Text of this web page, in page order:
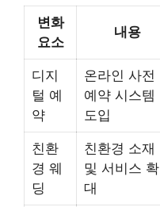
변화
요소
내용
디지
털 예
약
온라인 사전
예약 시스템
도입
친환
경 웨
딩
친환경 소재
및 서비스 확
대